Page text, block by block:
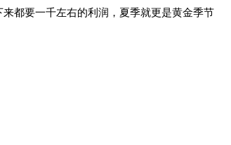
都要一千左右的利润，夏季就更是黄金季节